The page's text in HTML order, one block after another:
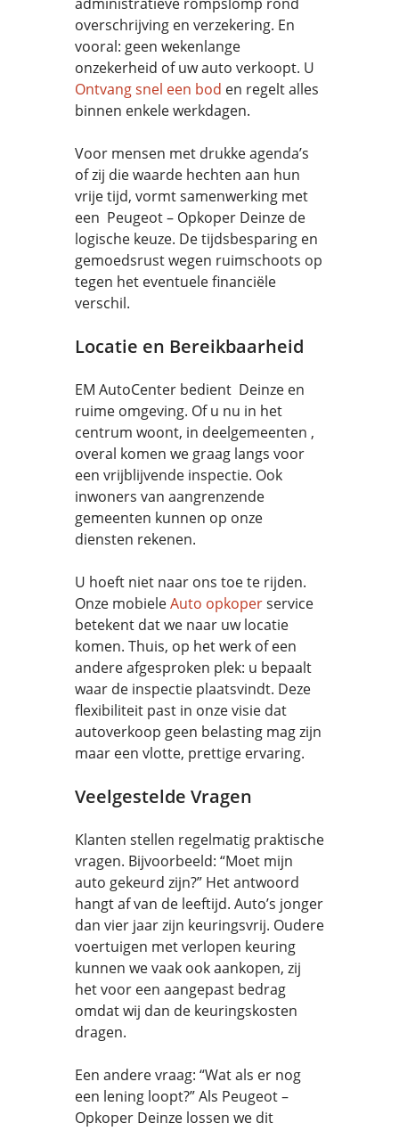
overschrijving en verzekering. En
vooral: geen wekenlange
onzekerheid of uw auto verkoopt. U
Ontvang snel een bod en regelt alles
binnen enkele werkdagen.
Voor mensen met drukke agenda’s
of zij die waarde hechten aan hun
vrije tijd, vormt samenwerking met
een Peugeot – Opkoper Deinze de
logische keuze. De tijdsbesparing en
gemoedsrust wegen ruimschoots op
tegen het eventuele financiële
verschil.
Locatie en Bereikbaarheid
EM AutoCenter bedient Deinze en
ruime omgeving. Of u nu in het
centrum woont, in deelgemeenten ,
overal komen we graag langs voor
een vrijblijvende inspectie. Ook
inwoners van aangrenzende
gemeenten kunnen op onze
diensten rekenen.
U hoeft niet naar ons toe te rijden.
Onze mobieleAuto opkoperservice
betekent dat we naar uw locatie
komen. Thuis, op het werk of een
andere afgesproken plek: u bepaalt
waar de inspectie plaatsvindt. Deze
flexibiliteit past in onze visie dat
autoverkoop geen belasting mag zijn
maar een vlotte, prettige ervaring.
Veelgestelde Vragen
Klanten stellen regelmatig praktische
vragen. Bijvoorbeeld: “Moet mijn
auto gekeurd zijn?” Het antwoord
hangt af van de leeftijd. Auto’s jonger
dan vier jaar zijn keuringsvrij. Oudere
voertuigen met verlopen keuring
kunnen we vaak ook aankopen, zij
het voor een aangepast bedrag
omdat wij dan de keuringskosten
dragen.
Een andere vraag: “Wat als er nog
een lening loopt?” Als Peugeot –
Opkoper Deinze lossen we dit